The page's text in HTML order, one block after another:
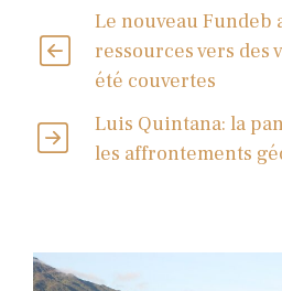
Le nouveau Fundeb
ressources vers des
été couvertes
Luis Quintana: la
les affrontements